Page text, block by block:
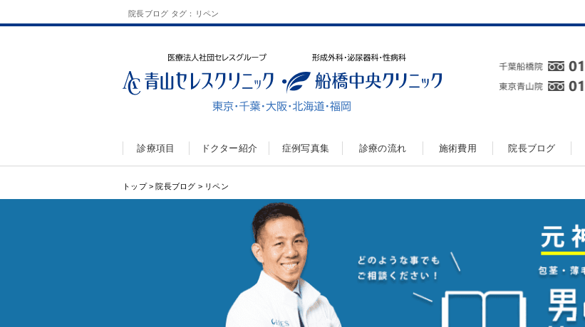
院長ブログ タグ：リペン
診療項目 ドクター紹介 症例写真集 診療の流れ 施術費用 院長ブログ
トップ > 院長ブログ > リペン